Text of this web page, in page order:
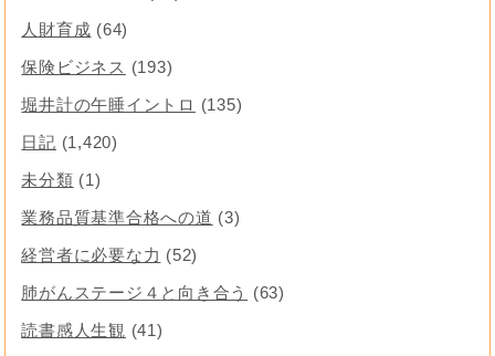
人財育成 (64)
保険ビジネス (193)
堀井計の午睡イントロ (135)
日記 (1,420)
未分類 (1)
業務品質基準合格への道 (3)
経営者に必要な力 (52)
肺がんステージ４と向き合う
(63)
読書感人生観 (41)